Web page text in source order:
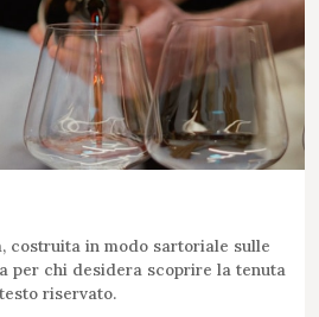
costruita in modo sartoriale sulle
per chi desidera scoprire la tenuta
riservato.